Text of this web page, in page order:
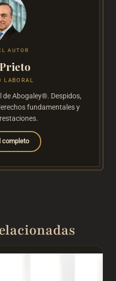
AUTOR
LABORAL
Abogaley®. Despidos,
fundamentales y
completo